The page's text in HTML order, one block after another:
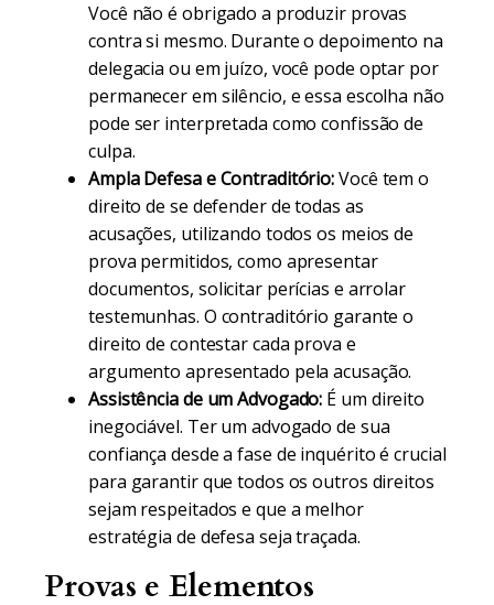
Você não é obrigado a produzir provas
contra si mesmo. Durante o depoimento na
delegacia ou em juízo, você pode optar por
permanecer em silêncio, e essa escolha não
pode ser interpretada como confissão de
culpa.
Ampla Defesa e Contraditório:Você tem o
direito de se defender de todas as
acusações, utilizando todos os meios de
prova permitidos, como apresentar
documentos, solicitar perícias e arrolar
testemunhas. O contraditório garante o
direito de contestar cada prova e
argumento apresentado pela acusação.
Assistência de um Advogado: É um direito
inegociável. Ter um advogado de sua
confiança desde a fase de inquérito é crucial
para garantir que todos os outros direitos
sejam respeitados e que a melhor
estratégia de defesa seja traçada.
Provas e Elementos